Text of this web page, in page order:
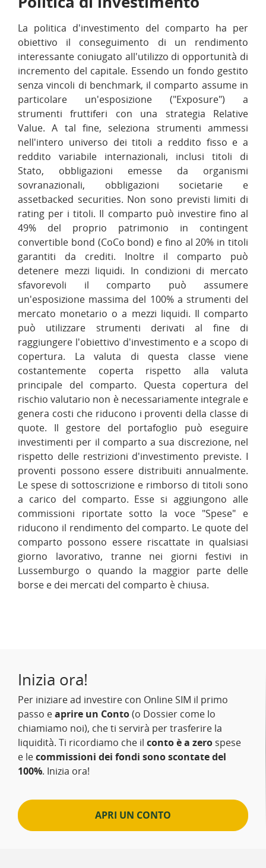
La politica d'investimento del comparto ha per
obiettivo il conseguimento di un rendimento
interessante coniugato all'utilizzo di opportunità di
incremento del capitale. Essendo un fondo gestito
senza vincoli di benchmark, il comparto assume in
particolare un'esposizione ("Exposure") a
strumenti fruttiferi con una strategia Relative
Value. A tal fine, seleziona strumenti ammessi
nell'intero universo dei titoli a reddito fisso e a
reddito variabile internazionali, inclusi titoli di
Stato, obbligazioni emesse da organismi
sovranazionali, obbligazioni societarie e
assetbacked securities. Non sono previsti limiti di
rating per i titoli. Il comparto può investire fino al
49% del proprio patrimonio in contingent
convertible bond (CoCo bond) e fino al 20% in titoli
garantiti da crediti. Inoltre il comparto può
detenere mezzi liquidi. In condizioni di mercato
sfavorevoli il comparto può assumere
un'esposizione massima del 100% a strumenti del
mercato monetario o a mezzi liquidi. Il comparto
può utilizzare strumenti derivati al fine di
raggiungere l'obiettivo d'investimento e a scopo di
copertura. La valuta di questa classe viene
costantemente coperta rispetto alla valuta
principale del comparto. Questa copertura del
rischio valutario non è necessariamente integrale e
genera costi che riducono i proventi della classe di
quote. Il gestore del portafoglio può eseguire
investimenti per il comparto a sua discrezione, nel
rispetto delle restrizioni d'investimento previste. I
proventi possono essere distribuiti annualmente.
Le spese di sottoscrizione e rimborso di titoli sono
a carico del comparto. Esse si aggiungono alle
commissioni riportate sotto la voce "Spese" e
riducono il rendimento del comparto. Le quote del
comparto possono essere riscattate in qualsiasi
giorno lavorativo, tranne nei giorni festivi in
Lussemburgo o quando la maggior parte delle
borse e dei mercati del comparto è chiusa.
Inizia ora!
Per iniziare ad investire con Online SIM il primo
passo eaprire un Conto(o Dossier come lo
chiamiamo noi), che ti servirà per trasferire la
liquidità. Ti ricordiamo che il conto è a zero spese
e lecommissioni dei fondi sono scontate del
100%. Inizia ora!
APRI UN CONTO